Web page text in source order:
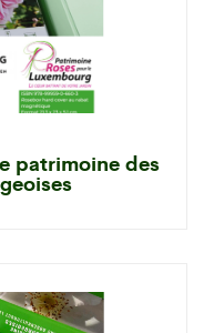
patrimoine des